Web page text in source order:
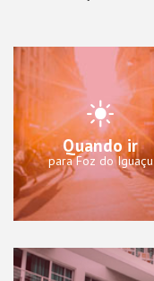
Quando ir
para Foz do Iguaçu